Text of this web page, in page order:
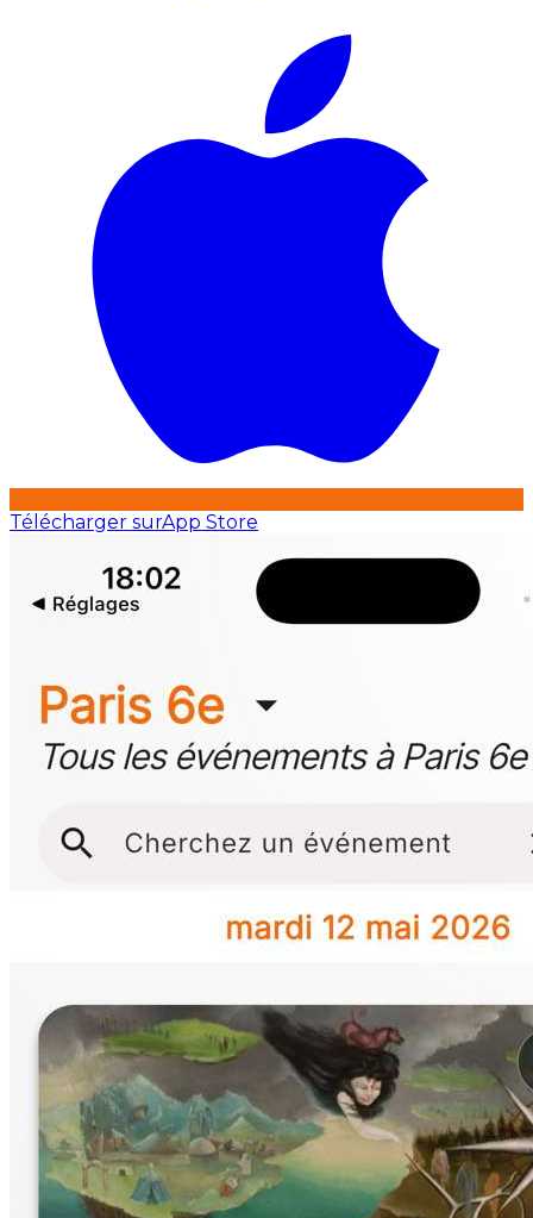
Télécharger surApp Store